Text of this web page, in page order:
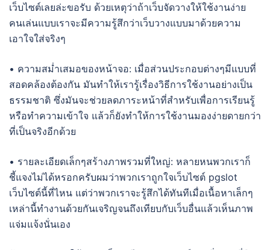
เว็บไซต์เลยล่ะขอรับ ด้วยเหตุว่าถ้าเว็บจัดวางให้ใช้งานง่าย
คนเล่นแบบเราจะมีความรู้สึกว่าเว็บวางแบบมาด้วยความ
เอาใจใส่จริงๆ
• ความสม่ำเสมอของหน้าจอ: เมื่อส่วนประกอบต่างๆมีแบบที่
สอดคล้องต้องกัน มันทำให้เรารู้เรื่องวิธีการใช้งานอย่างเป็น
ธรรมชาติ ซึ่งมันจะช่วยลดภาระหน้าที่สำหรับเพื่อการเรียนรู้
หรือทำความเข้าใจ แล้วก็ยังทำให้การใช้งานมองง่ายดายกว่า
ที่เป็นจริงอีกด้วย
• รายละเอียดเล็กๆสร้างภาพรวมที่ใหญ่: หลายหนพวกเราก็
ชี้แจงไม่ได้หรอกครับผมว่าพวกเราถูกใจเว็บไซต์ pgslot
เว็บไซต์นี้ที่ไหน แต่ว่าพวกเราจะรู้สึกได้ทันทีเมื่อเนื้อหาเล็กๆ
เหล่านี้ทำงานด้วยกันเจริญจนถึงเทียบกับเว็บอื่นแล้วเห็นภาพ
แจ่มแจ้งนั่นเอง